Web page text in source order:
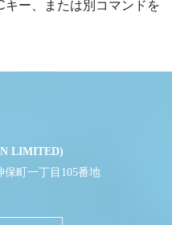
ー、または別コマンドを
LIMITED)
保町一丁目105番地